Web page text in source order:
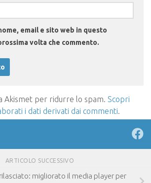
email e sito web in questo
volta che commento.
Akismet per ridurre lo spam. Scopri
i dati derivati dai commenti
ARTICOLO SUCCESSIVO
migliorato il media player per